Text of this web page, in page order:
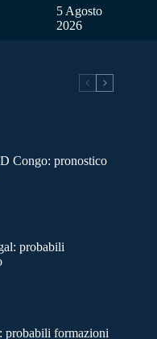
5 Agosto
2026
Congo: pronostico
probabili
formazioni